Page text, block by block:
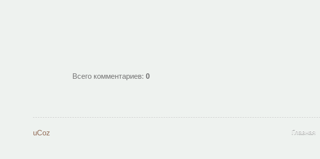
Всего комментариев:0
uCoz Главная